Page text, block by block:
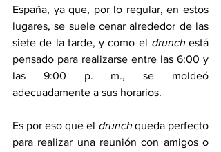
España, ya que, por lo regular, en estos
lugares, se suele cenar alrededor de las
siete de la tarde, y como el drunch está
pensado para realizarse entre las 6:00 y
las 9:00 p. m., se moldeó
adecuadamente a sus horarios.
Es por eso que el drunch queda perfecto
para realizar una reunión con amigos o